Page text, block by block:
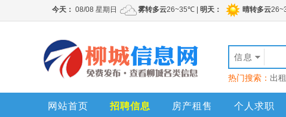
信息
热门搜索： 出租
网站首页 招聘信息 房产租售 个人求职